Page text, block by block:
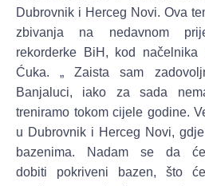
Dubrovnik i Herceg Novi. Ova
zbivanja na nedavnom
rekorderke BiH, kod načelnika
Ćuka. „ Zaista sam
Banjaluci, iako za sada
treniramo tokom cijele godine.
u Dubrovnik i Herceg Novi,
bazenima. Nadam se da
dobiti pokriveni bazen, što